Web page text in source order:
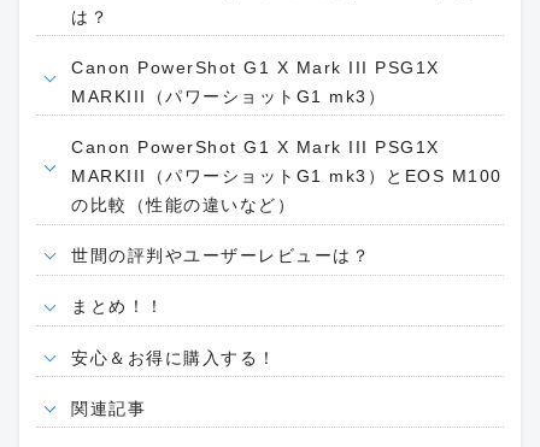
は？
Canon PowerShot G1 X Mark III PSG1X
MARKIII（パワーショットG1 mk3）
Canon PowerShot G1 X Mark III PSG1X
MARKIII（パワーショットG1 mk3）とEOS M100
の比較（性能の違いなど）
世間の評判やユーザーレビューは？
まとめ！！
安心＆お得に購入する！
関連記事